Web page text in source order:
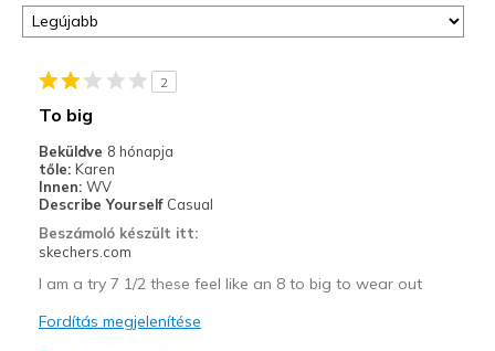
2
To big
Beküldve 8 hónapja
tőle: Karen
Innen: WV
Describe Yourself Casual
Beszámoló készült itt:
skechers.com
I am a try 7 1/2 these feel like an 8 to big to wear out
Fordítás megjelenítése